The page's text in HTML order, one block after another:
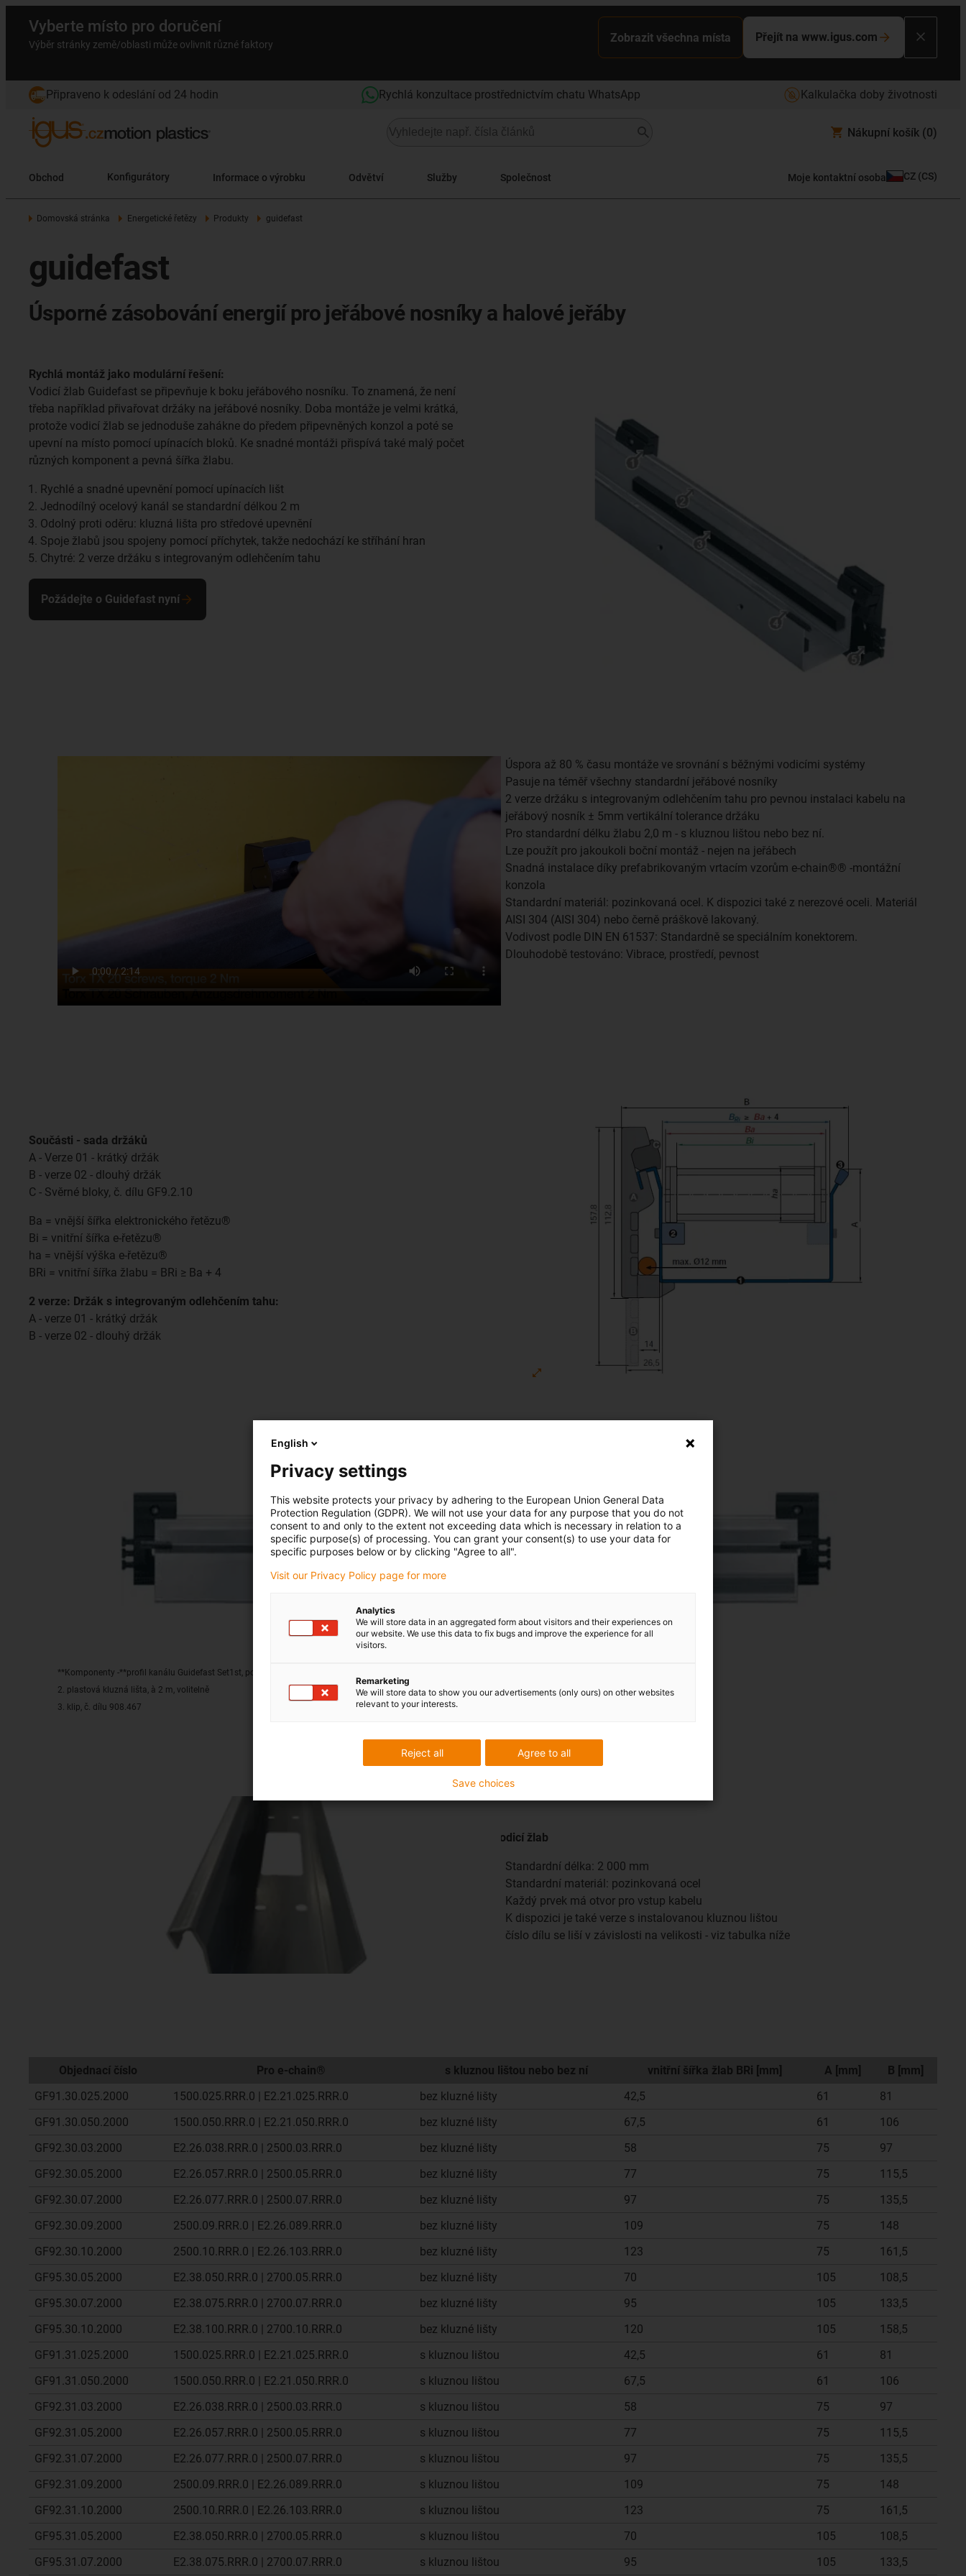
Vyberte místo pro doručení
Výběr stránky země/oblasti může ovlivnit různé faktory
Zobrazit všechna místa Přejít na www.igus.com
Připraveno k odeslání od 24 hodin Rychlá konzultace prostřednictvím chatu WhatsApp Kalkulačka doby životnosti
Nákupní košík (0)
Obchod Konfigurátory Informace o výrobku Odvětví Služby Společnost Moje kontaktní osoba CZ (CS)
Domovská stránka Energetické řetězy Produkty guidefast
guidefast
Úsporné zásobování energií pro jeřábové nosníky a halové jeřáby
Rychlá montáž jako modulární řešení:
Vodicí žlab Guidefast se připevňuje k boku jeřábového nosníku. To znamená, že není
třeba například přivařovat držáky na jeřábové nosníky. Doba montáže je velmi krátká,
protože vodicí žlab se jednoduše zahákne do předem připevněných konzol a poté se
upevní na místo pomocí upínacích bloků. Ke snadné montáži přispívá také malý počet
různých komponent a pevná šířka žlabu.
Rychlé a snadné upevnění pomocí upínacích lišt
Jednodílný ocelový kanál se standardní délkou 2 m
Odolný proti oděru: kluzná lišta pro středové upevnění
Spoje žlabů jsou spojeny pomocí příchytek, takže nedochází ke stříhání hran
Chytré: 2 verze držáku s integrovaným odlehčením tahu
Požádejte o Guidefast nyní
Úspora až 80 % času montáže ve srovnání s běžnými vodicími systémy
Pasuje na téměř všechny standardní jeřábové nosníky
2 verze držáku s integrovaným odlehčením tahu pro pevnou instalaci kabelu na
jeřábový nosník ± 5mm vertikální tolerance držáku
Pro standardní délku žlabu 2,0 m - s kluznou lištou nebo bez ní.
Lze použít pro jakoukoli boční montáž - nejen na jeřábech
Snadná instalace díky prefabrikovaným vrtacím vzorům e-chain®® -montážní
konzola
Standardní materiál: pozinkovaná ocel. K dispozici také z nerezové oceli. Materiál
AISI 304 (AISI 304) nebo černě práškově lakovaný.
Vodivost podle DIN EN 61537: Standardně se speciálním konektorem.
Dlouhodobě testováno: Vibrace, prostředí, pevnost
Součásti - sada držáků
A - Verze 01 - krátký držák
B - verze 02 - dlouhý držák
C - Svěrné bloky, č. dílu GF9.2.10
Ba = vnější šířka elektronického řetězu®
Bi = vnitřní šířka e-řetězu®
ha = vnější výška e-řetězu®
BRi = vnitřní šířka žlabu = BRi ≥ Ba + 4
2 verze: Držák s integrovaným odlehčením tahu:
A - verze 01 - krátký držák
B - verze 02 - dlouhý držák
**Komponenty -**profil kanálu Guidefast Set1st, po 2 m
2. plastová kluzná lišta, à 2 m, volitelně
3. klip, č. dílu 908.467
vodicí žlab
Standardní délka: 2 000 mm
Standardní materiál: pozinkovaná ocel
Každý prvek má otvor pro vstup kabelu
K dispozici je také verze s instalovanou kluznou lištou
číslo dílu se liší v závislosti na velikosti - viz tabulka níže
Objednací číslo Pro e-chain® s kluznou lištou nebo bez ní vnitřní šířka žlab BRi [mm] A [mm]
B [mm]
GF91.30.025.2000
1500.025.RRR.0 | E2.21.025.RRR.0 bez kluzné lišty 42,5 61
81
GF91.30.050.2000
1500.050.RRR.0 | E2.21.050.RRR.0 bez kluzné lišty 67,5 61
106
GF92.30.03.2000
E2.26.038.RRR.0 | 2500.03.RRR.0 bez kluzné lišty 58 75
97
GF92.30.05.2000
E2.26.057.RRR.0 | 2500.05.RRR.0 bez kluzné lišty 77 75
115,5
GF92.30.07.2000
E2.26.077.RRR.0 | 2500.07.RRR.0 bez kluzné lišty 97 75
135,5
GF92.30.09.2000
2500.09.RRR.0 | E2.26.089.RRR.0 bez kluzné lišty 109 75
148
GF92.30.10.2000
2500.10.RRR.0 | E2.26.103.RRR.0 bez kluzné lišty 123 75
161,5
GF95.30.05.2000
E2.38.050.RRR.0 | 2700.05.RRR.0 bez kluzné lišty 70 105
108,5
GF95.30.07.2000
E2.38.075.RRR.0 | 2700.07.RRR.0 bez kluzné lišty 95 105
133,5
GF95.30.10.2000
E2.38.100.RRR.0 | 2700.10.RRR.0 bez kluzné lišty 120 105
158,5
GF91.31.025.2000
1500.025.RRR.0 | E2.21.025.RRR.0 s kluznou lištou 42,5 61
81
GF91.31.050.2000
1500.050.RRR.0 | E2.21.050.RRR.0 s kluznou lištou 67,5 61
106
GF92.31.03.2000
E2.26.038.RRR.0 | 2500.03.RRR.0 s kluznou lištou 58 75
97
GF92.31.05.2000
E2.26.057.RRR.0 | 2500.05.RRR.0 s kluznou lištou 77 75
115,5
GF92.31.07.2000
E2.26.077.RRR.0 | 2500.07.RRR.0 s kluznou lištou 97 75
135,5
GF92.31.09.2000
2500.09.RRR.0 | E2.26.089.RRR.0 s kluznou lištou 109 75
148
GF92.31.10.2000
2500.10.RRR.0 | E2.26.103.RRR.0 s kluznou lištou 123 75
161,5
GF95.31.05.2000
E2.38.050.RRR.0 | 2700.05.RRR.0 s kluznou lištou 70 105
108,5
GF95.31.07.2000
E2.38.075.RRR.0 | 2700.07.RRR.0 s kluznou lištou 95 105 133,5
English
Privacy settings
This website protects your privacy by adhering to the European Union General Data
Protection Regulation (GDPR). We will not use your data for any purpose that you do not
consent to and only to the extent not exceeding data which is necessary in relation to a
specific purpose(s) of processing. You can grant your consent(s) to use your data for
specific purposes below or by clicking "Agree to all".
Visit our Privacy Policy page for more
Analytics
We will store data in an aggregated form about visitors and their experiences on
our website. We use this data to fix bugs and improve the experience for all
visitors.
Remarketing
We will store data to show you our advertisements (only ours) on other websites
relevant to your interests.
Agree to all
Reject all
Save choices